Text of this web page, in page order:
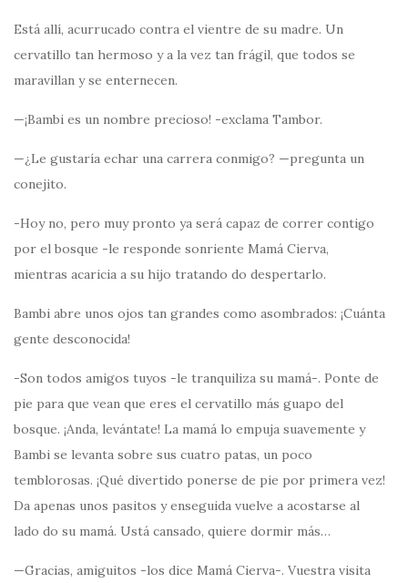
Está allí, acurrucado contra el vientre de su madre. Un
cervatillo tan hermoso y a la vez tan frágil, que todos se
maravillan y se enternecen.
—¡Bambi es un nombre precioso! -exclama Tambor.
—¿Le gustaría echar una carrera conmigo? —pregunta un
conejito.
-Hoy no, pero muy pronto ya será capaz de correr contigo
por el bosque -le responde sonriente Mamá Cierva,
mientras acaricia a su hijo tratando do despertarlo.
Bambi abre unos ojos tan grandes como asombrados: ¡Cuánta
gente desconocida!
-Son todos amigos tuyos -le tranquiliza su mamá-. Ponte de
pie para que vean que eres el cervatillo más guapo del
bosque. ¡Anda, levántate! La mamá lo empuja suavemente y
Bambi se levanta sobre sus cuatro patas, un poco
temblorosas. ¡Qué divertido ponerse de pie por primera vez!
Da apenas unos pasitos y enseguida vuelve a acostarse al
lado do su mamá. Ustá cansado, quiere dormir más…
—Gracias, amiguitos -los dice Mamá Cierva-. Vuestra visita